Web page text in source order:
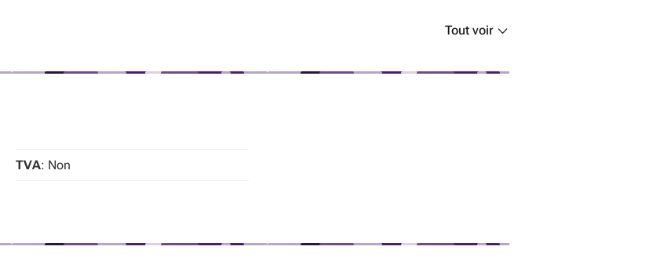
Tout voir
TVA: Non